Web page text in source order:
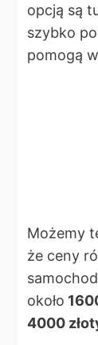
opcją są
szybko
pomogą
Możemy
że ceny
około
4000